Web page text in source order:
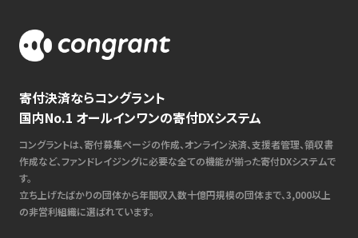
寄付決済ならコングラント
国内No.1 オールインワンの寄付DXシステム
コングラントは、寄付募集ページの作成、オンライン決済、支援者管理、領収書
作成など、ファンドレイジングに必要な全ての機能が揃った寄付DXシステムで
す。
立ち上げたばかりの団体から年間収入数十億円規模の団体まで、3,000以上
の非営利組織に選ばれています。